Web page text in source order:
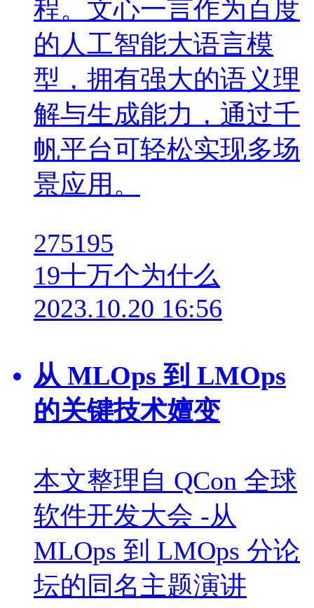
程。文心一言作为百度
的人工智能大语言模
型，拥有强大的语义理
解与生成能力，通过千
帆平台可轻松实现多场
景应用。
275195
19十万个为什么
2023.10.20 16:56
从 MLOps 到 LMOps
的关键技术嬗变
本文整理自 QCon 全球
软件开发大会 -从
MLOps 到 LMOps 分论
坛的同名主题演讲